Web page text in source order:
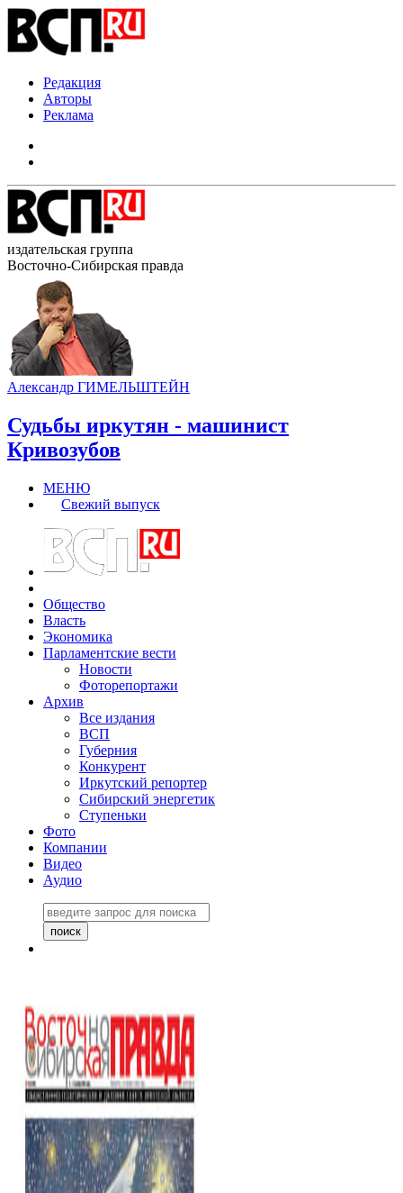
Редакция
Авторы
Реклама
издательская группа
Восточно-Сибирская правда
Александр ГИМЕЛЬШТЕЙН
Судьбы иркутян - машинист
Кривозубов
МЕНЮ
Свежий выпуск
Общество
Власть
Экономика
Парламентские вести
Новости
Фоторепортажи
Архив
Все издания
ВСП
Губерния
Конкурент
Иркутский репортер
Сибирский энергетик
Ступеньки
Фото
Компании
Видео
Аудио